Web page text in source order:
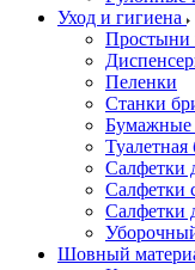
Уход и гигиена
Простыни
Пеленки
Станки
Бумажные
Туалетная
Салфетки
Салфетки
Салфетки
Шовный